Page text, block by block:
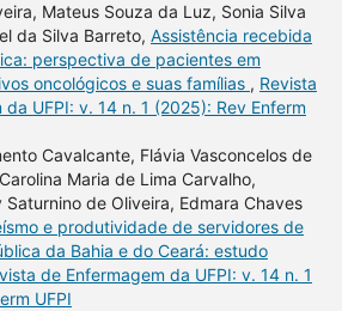
Mateus Souza da Luz, Sonia Silva
da Silva Barreto, Assistência recebida
perspectiva de pacientes em
oncológicos e suas famílias , Revista
UFPI: v. 14 n. 1 (2025): Rev Enferm
Cavalcante, Flávia Vasconcelos de
Maria de Lima Carvalho,
Saturnino de Oliveira, Edmara Chaves
e produtividade de servidores de
da Bahia e do Ceará: estudo
de Enfermagem da UFPI: v. 14 n. 1
UFPI